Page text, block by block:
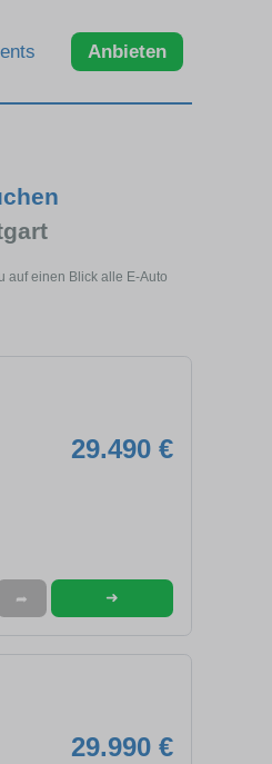
Anbieten
auf einen Blick alle E-Auto
29.490 €
➦ ➜
29.990 €